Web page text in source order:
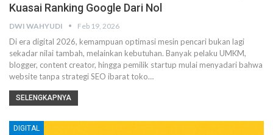
Kuasai Ranking Google Dari Nol
DWI WAHYUDI Feb 19, 2026
Di era digital 2026, kemampuan optimasi mesin pencari bukan lagi
sekadar nilai tambah, melainkan kebutuhan. Banyak pelaku UMKM,
blogger, content creator, hingga pemilik startup mulai menyadari bahwa
website tanpa strategi SEO ibarat toko…
SELENGKAPNYA
DIGITAL